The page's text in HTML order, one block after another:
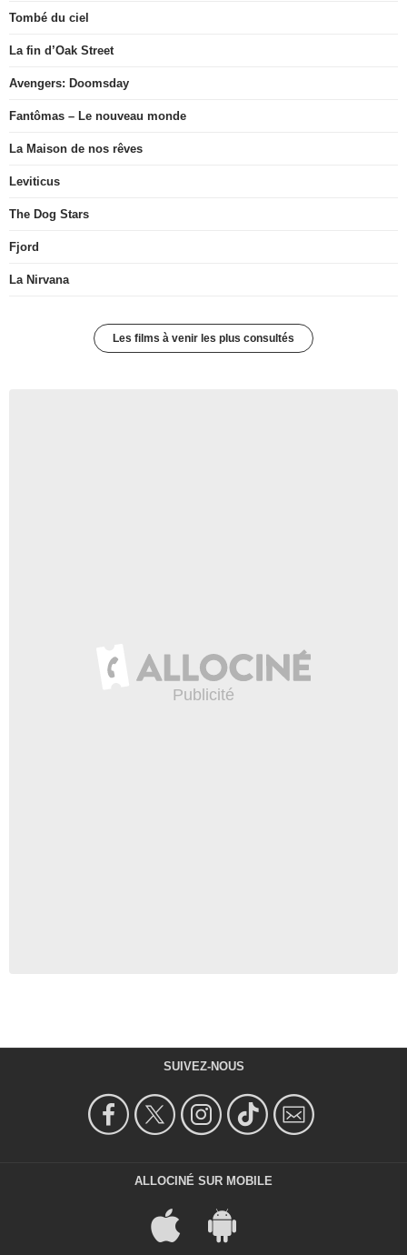
Tombé du ciel
La fin d’Oak Street
Avengers: Doomsday
Fantômas – Le nouveau monde
La Maison de nos rêves
Leviticus
The Dog Stars
Fjord
La Nirvana
Les films à venir les plus consultés
SUIVEZ-NOUS
ALLOCINÉ SUR MOBILE